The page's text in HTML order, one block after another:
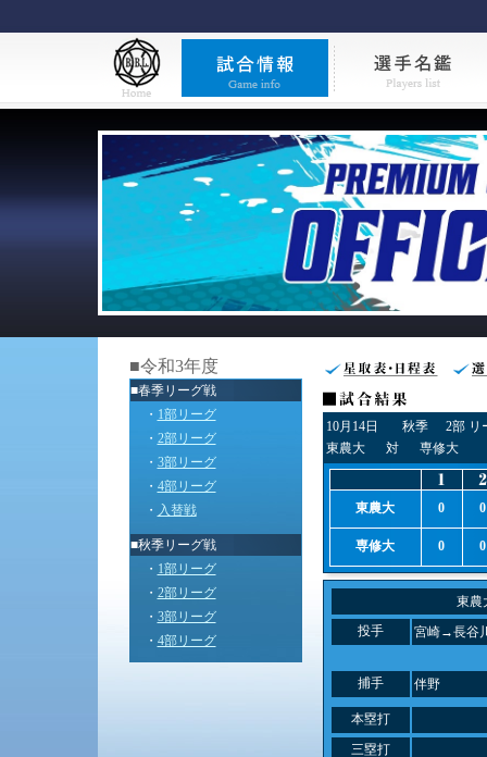
■令和3年度
■春季リーグ戦
・ 1部リーグ
・ 2部リーグ
・ 3部リーグ
・ 4部リーグ
・ 入替戦
■秋季リーグ戦
・ 1部リーグ
・ 2部リーグ
・ 3部リーグ
・ 4部リーグ
10月14日 秋季
2部 リ
東農大
対 専修大
東農大 0 0
専修大 0 0
東農
投手
宮崎→長谷
捕手 伴野
本塁打
三塁打